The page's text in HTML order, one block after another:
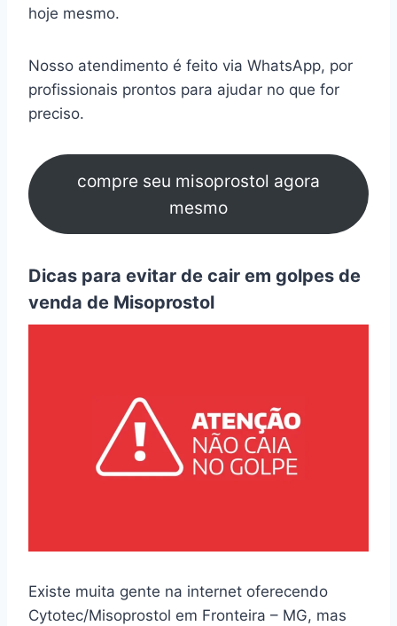
hoje mesmo.
Nosso atendimento é feito via WhatsApp, por
profissionais prontos para ajudar no que for
preciso.
compre seu misoprostol agora
mesmo
Dicas para evitar de cair em golpes de
venda de Misoprostol
Existe muita gente na internet oferecendo
Cytotec/Misoprostol em Fronteira – MG, mas